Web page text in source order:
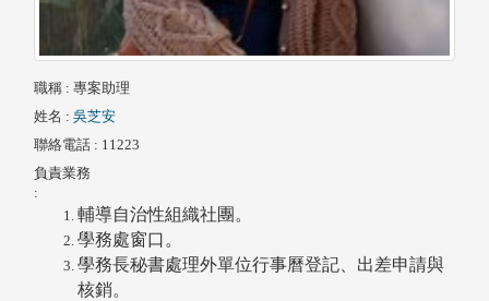
職稱 : 專案助理
姓名 : 吳芝安
聯絡電話 : 11223
負責業務
:
輔導自治性組織社團。
學務處窗口。
學務長秘書處理外單位行事曆登記、出差申請與
核銷。